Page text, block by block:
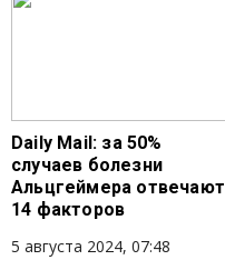
Daily Mail: за 50%
случаев болезни
Альцгеймера отвечают
14 факторов
5 августа 2024, 07:48